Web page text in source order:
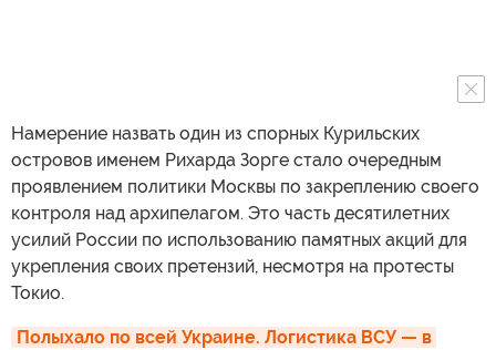
Намерение назвать один из спорных Курильских
островов именем Рихарда Зорге стало очередным
проявлением политики Москвы по закреплению своего
контроля над архипелагом. Это часть десятилетних
усилий России по использованию памятных акций для
укрепления своих претензий, несмотря на протесты
Токио.
Полыхало по всей Украине. Логистика ВСУ — в